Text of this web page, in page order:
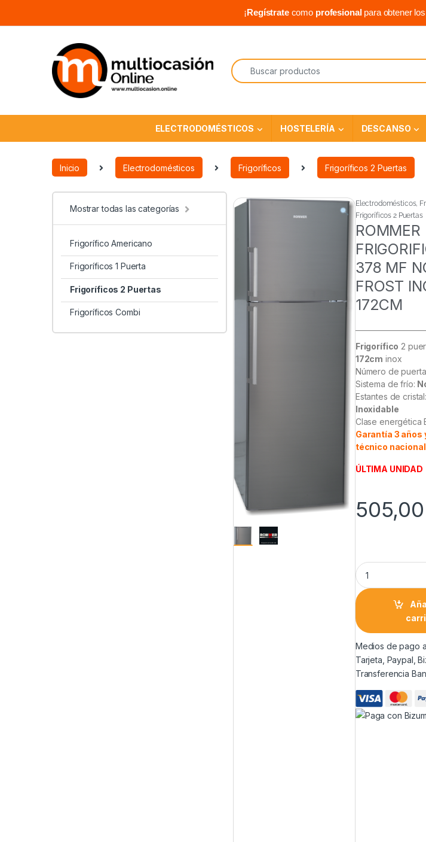
¡Regístratecomo profesionalpara obtener los
ELECTRODOMÉSTICOS HOSTELERÍA DESCANSO
Inicio Electrodomésticos Frigoríficos Frigoríficos 2 Puertas
Mostrar todas las categorías
Frigorífico Americano
Frigoríficos 1 Puerta
Frigoríficos 2 Puertas
Frigoríficos Combi
Electrodomésticos,
Frigoríficos 2 Puertas
ROMMER
378 MF
FROST
172CM
Frigorífico 2
172cm inox
Número de
Sistema de frío:
Estantes de
Inoxidable
Clase energética
Garantía 3 años
técnico nacional
ÚLTIMA UNIDAD
505,00
Medios de pago
Tarjeta, Paypal,
Transferencia